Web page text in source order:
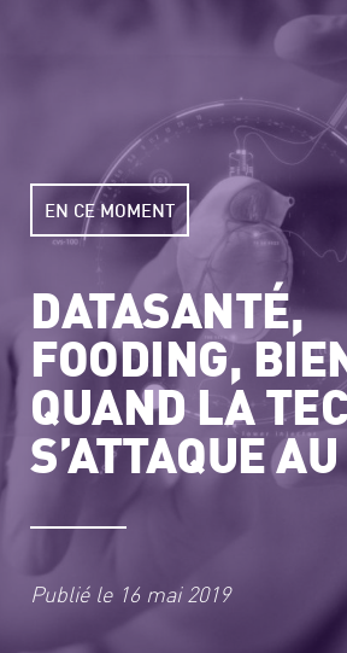
EN CE MOMENT
DATASANTÉ,
FOODING,
QUAND LA
S’ATTAQUE
Publié le 16 mai 2019